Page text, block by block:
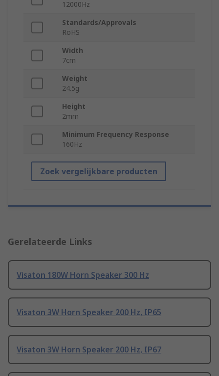
12000Hz
Standards/Approvals
RoHS
Width
7cm
Weight
24.5g
Height
2mm
Minimum Frequency Response
160Hz
Zoek vergelijkbare producten
Gerelateerde Links
Visaton 180W Horn Speaker 300 Hz
Visaton 3W Horn Speaker 200 Hz, IP65
Visaton 3W Horn Speaker 200 Hz, IP67